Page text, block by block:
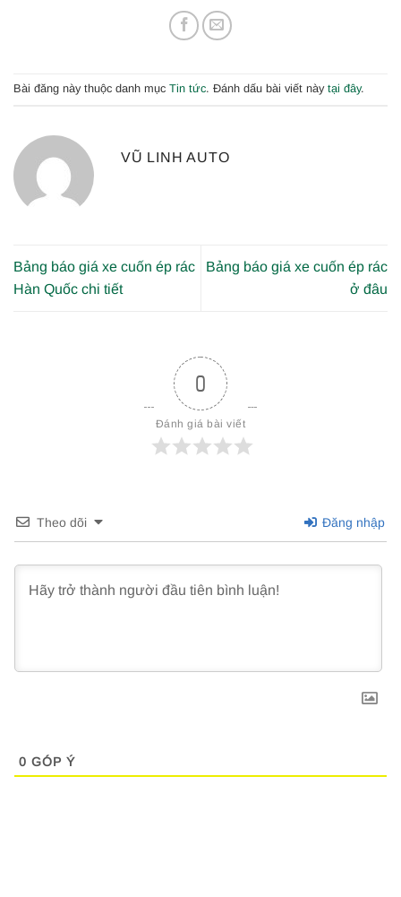
Bài đăng này thuộc danh mục Tin tức. Đánh dấu bài viết này tại đây.
VŨ LINH AUTO
Bảng báo giá xe cuốn ép rác
Hàn Quốc chi tiết
Bảng báo giá xe cuốn ép rác
ở đâu
0
Đánh giá bài viết
Theo dõi Đăng nhập
0 GÓP Ý